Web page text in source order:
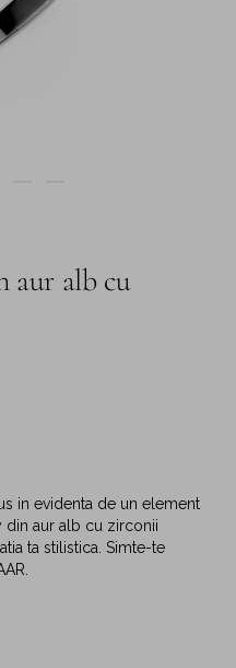
aur alb cu
in evidenta de un element
din aur alb cu zirconii
ta stilistica. Simte-te